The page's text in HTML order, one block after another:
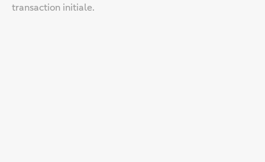
transaction initiale.